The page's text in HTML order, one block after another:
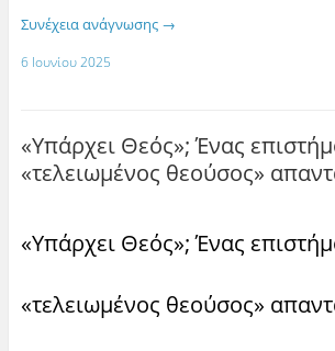
Συνέχεια ανάγνωσης →
6 Ιουνίου 2025
«Υπάρχει Θεός»; Ένας
«τελειωμένος θεούσος»
«Υπάρχει Θεός»; Ένας
«τελειωμένος θεούσος»